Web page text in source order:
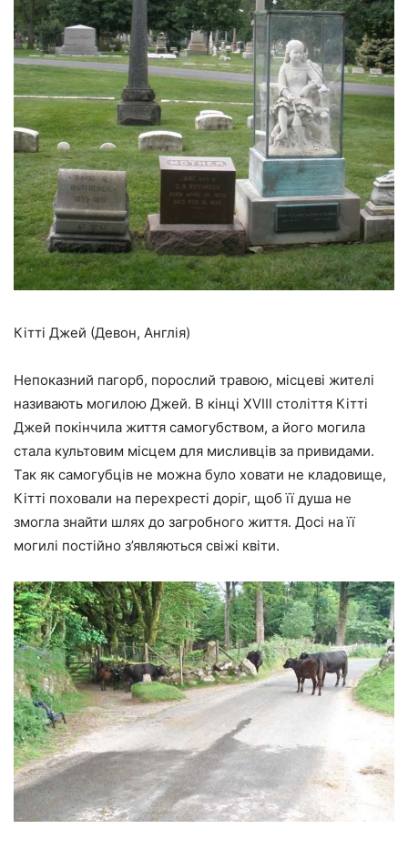
Кітті Джей (Девон, Англія)
Непоказний пагорб, порослий травою, місцеві жителі
називають могилою Джей. В кінці XVIII століття Кітті
Джей покінчила життя самогубством, а його могила
стала культовим місцем для мисливців за привидами.
Так як самогубців не можна було ховати не кладовище,
Кітті поховали на перехресті доріг, щоб її душа не
змогла знайти шлях до загробного життя. Досі на її
могилі постійно з’являються свіжі квіти.